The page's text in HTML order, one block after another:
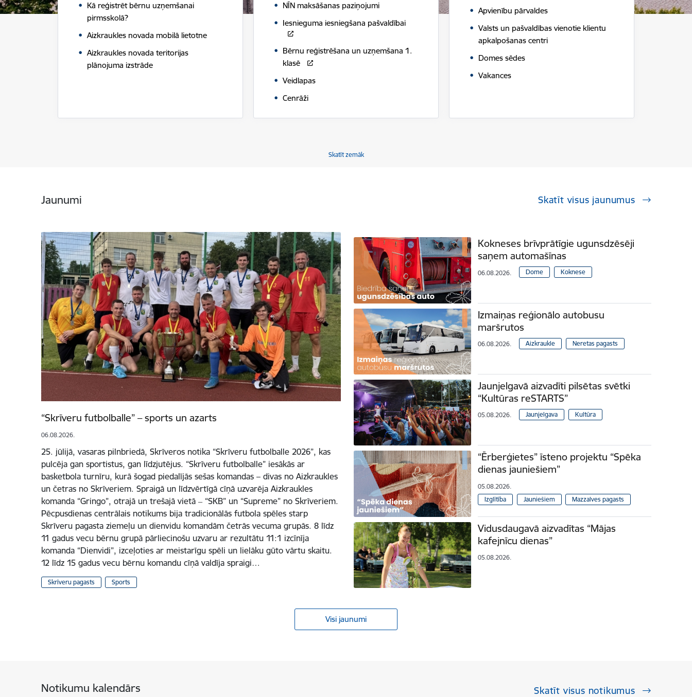
Kā reģistrēt bērnu uzņemšanai
pirmsskolā?
Aizkraukles novada mobilā lietotne
Aizkraukles novada teritorijas
plānojuma izstrāde
NĪN maksāšanas paziņojumi
Iesnieguma iesniegšana pašvaldībai
Bērnu reģistrēšana un uzņemšana 1.
klasē
Veidlapas
Cenrāži
Apvienību pārvaldes
Valsts un pašvaldības vienotie klientu
apkalpošanas centri
Domes sēdes
Vakances
Skatīt zemāk
Jaunumi Skatīt visus jaunumus
“Skrīveru futbolballe” – sports un azarts
06.08.2026.
25. jūlijā, vasaras pilnbriedā, Skrīveros notika “Skrīveru futbolballe 2026”, kas
pulcēja gan sportistus, gan līdzjutējus. “Skrīveru futbolballe” iesākās ar
basketbola turnīru, kurā šogad piedalījās sešas komandas – divas no Aizkraukles
un četras no Skrīveriem. Spraigā un līdzvērtīgā cīņā uzvarēja Aizkraukles
komanda “Gringo”, otrajā un trešajā vietā ‒ “SKB” un “Supreme” no Skrīveriem.
Pēcpusdienas centrālais notikums bija tradicionālās futbola spēles starp
Skrīveru pagasta ziemeļu un dienvidu komandām četrās vecuma grupās. 8 līdz
11 gadus vecu bērnu grupā pārliecinošu uzvaru ar rezultātu 11:1 izcīnīja
komanda “Dienvidi”, izceļoties ar meistarīgu spēli un lielāku gūto vārtu skaitu.
12 līdz 15 gadus vecu bērnu komandu cīņā valdīja spraigi…
Skrīveru pagasts Sports
Kokneses brīvprātīgie ugunsdzēsēji
saņem automašīnas
06.08.2026. Dome Koknese
Izmaiņas reģionālo autobusu
maršrutos
06.08.2026. Aizkraukle Neretas pagasts
Jaunjelgavā aizvadīti pilsētas svētki
“Kultūras reSTARTS”
05.08.2026. Jaunjelgava Kultūra
“Ērberģietes” īsteno projektu “Spēka
dienas jauniešiem”
05.08.2026.
Izglītība
Jauniešiem Mazzalves pagasts
Vidusdaugavā aizvadītas “Mājas
kafejnīcu dienas”
05.08.2026.
Visi jaunumi
Notikumu kalendārs Skatīt visus notikumus